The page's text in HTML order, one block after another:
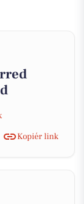
Kopiér link